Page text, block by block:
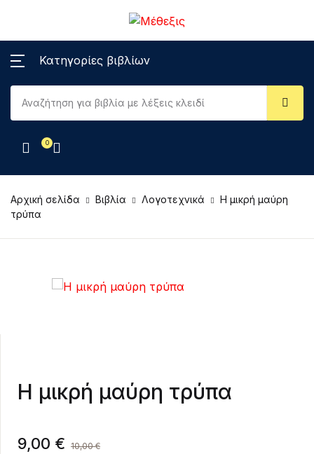
Κατηγορίες βιβλίων
0
Αρχική σελίδα Βιβλία Λογοτεχνικά
Η μικρή μαύρη
τρύπα
Η μικρή μαύρη τρύπα
9,00 € 10,00€